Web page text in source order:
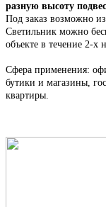
разную высоту
Под заказ возможно
Светильник можно
объекте в течение 2-х
Сфера применения:
бутики и магазины,
квартиры.